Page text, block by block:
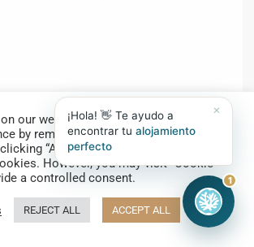
EN TURISMO DE GOLF
Reconocimiento
Turismo de Golf
our website to give you the most
by remembering your preferences and
“ACCEPT ALL”, you consent to the
However, you may visit "Cookie
a controlled consent.
REJECT ALL ACCEPT ALL
×
1